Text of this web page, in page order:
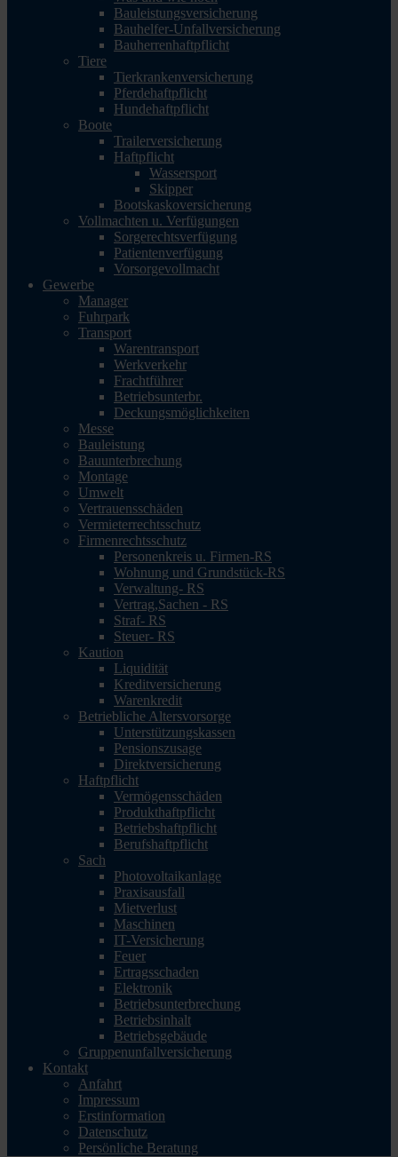
Bauleistungsversicherung
Bauhelfer-Unfallversicherung
Bauherrenhaftpflicht
Tiere
Tierkrankenversicherung
Pferdehaftpflicht
Hundehaftpflicht
Boote
Trailerversicherung
Haftpflicht
Wassersport
Skipper
Bootskaskoversicherung
Vollmachten u. Verfügungen
Sorgerechtsverfügung
Patientenverfügung
Vorsorgevollmacht
Gewerbe
Manager
Fuhrpark
Transport
Warentransport
Werkverkehr
Frachtführer
Betriebsunterbr.
Deckungsmöglichkeiten
Messe
Bauleistung
Bauunterbrechung
Montage
Umwelt
Vertrauensschäden
Vermieterrechtsschutz
Firmenrechtsschutz
Personenkreis u. Firmen-RS
Wohnung und Grundstück-RS
Verwaltung- RS
Vertrag,Sachen - RS
Straf- RS
Steuer- RS
Kaution
Liquidität
Kreditversicherung
Warenkredit
Betriebliche Altersvorsorge
Unterstützungskassen
Pensionszusage
Direktversicherung
Haftpflicht
Vermögensschäden
Produkthaftpflicht
Betriebshaftpflicht
Berufshaftpflicht
Sach
Photovoltaikanlage
Praxisausfall
Mietverlust
Maschinen
IT-Versicherung
Feuer
Ertragsschaden
Elektronik
Betriebsunterbrechung
Betriebsinhalt
Betriebsgebäude
Gruppenunfallversicherung
Kontakt
Anfahrt
Impressum
Erstinformation
Datenschutz
Persönliche Beratung